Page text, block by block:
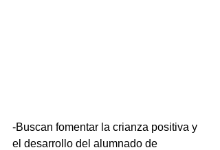
-Buscan fomentar la crianza positiva y
el desarrollo del alumnado de